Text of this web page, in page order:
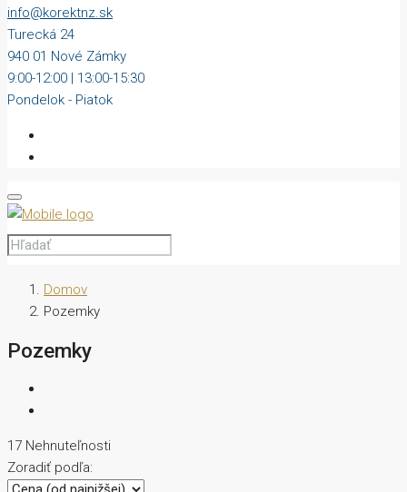
info@korektnz.sk
Turecká 24
940 01 Nové Zámky
9:00-12:00 | 13:00-15:30
Pondelok - Piatok
Domov
Pozemky
Pozemky
17 Nehnuteľnosti
Zoradiť podľa: